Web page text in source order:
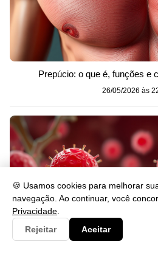
🍪 Usamos cookies para melhorar
navegação. Ao continuar, você
Privacidade
Rejeitar
Aceitar
Prepúcio: o que é, funções e
26/05/2026 às